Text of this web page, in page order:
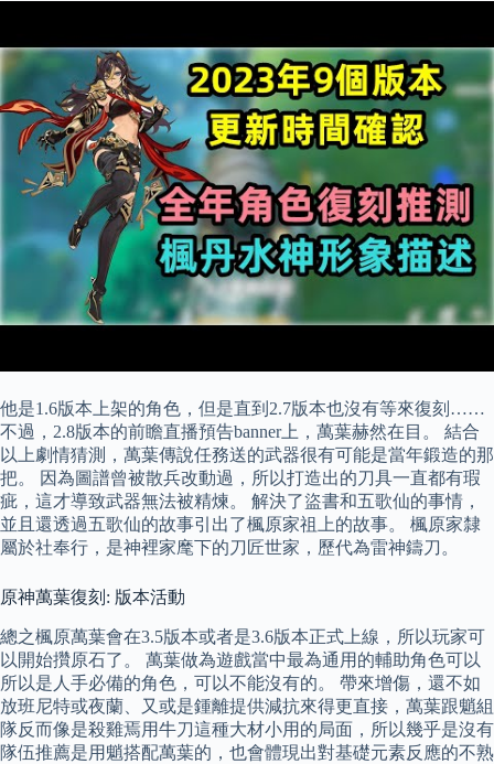
他是1.6版本上架的角色，但是直到2.7版本也沒有等來復刻……
不過，2.8版本的前瞻直播預告banner上，萬葉赫然在目。 結合
以上劇情猜測，萬葉傳說任務送的武器很有可能是當年鍛造的那
把。 因為圖譜曾被散兵改動過，所以打造出的刀具一直都有瑕
疵，這才導致武器無法被精煉。 解決了盜書和五歌仙的事情，
並且還透過五歌仙的故事引出了楓原家祖上的故事。 楓原家隸
屬於社奉行，是神裡家麾下的刀匠世家，歷代為雷神鑄刀。
原神萬葉復刻: 版本活動
總之楓原萬葉會在3.5版本或者是3.6版本正式上線，所以玩家可
以開始攢原石了。 萬葉做為遊戲當中最為通用的輔助角色可以
所以是人手必備的角色，可以不能沒有的。 帶來增傷，還不如
放班尼特或夜蘭、又或是鍾離提供減抗來得更直接，萬葉跟魈組
隊反而像是殺雞焉用牛刀這種大材小用的局面，所以幾乎是沒有
隊伍推薦是用魈搭配萬葉的，也會體現出對基礎元素反應的不熟